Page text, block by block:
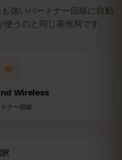
強いパートナー回線に自動
うのと同じ基地局です。
Wireless
ナー回線